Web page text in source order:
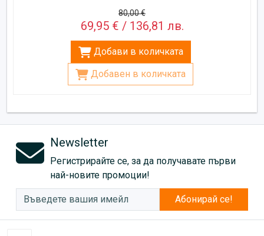
80,00 €
69,95 € / 136,81 лв.
Добави в количката
Добавен в количката
Newsletter
Регистрирайте се, за да получавате първи
най-новите промоции!
Абонирай се!